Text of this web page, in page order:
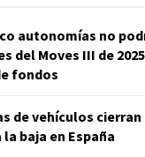
autonomías no
del Moves III de
fondos
de vehículos
baja en España